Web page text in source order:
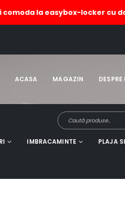
comoda la easybox-locker cu
ACASA MAGAZIN DESPRE
IMBRACAMINTE PLAJA
dreamcather